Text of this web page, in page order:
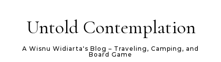
Untold Contemplation
A Wisnu Widiarta's Blog – Traveling, Camping, and
Board Game